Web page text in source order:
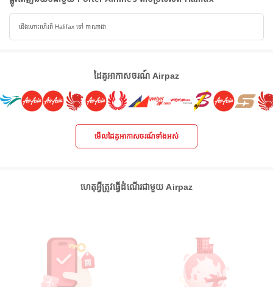
ជើងហោះហើរពី Halifax ទៅ កាណាដា
ដៃគូអាកាសចរណ៍ Airpaz
មើលដៃគូអាកាសចរណ៍ទាំងអស់
ហេតុអ្វីត្រូវធ្វើដំណើរជាមួយ Airpaz